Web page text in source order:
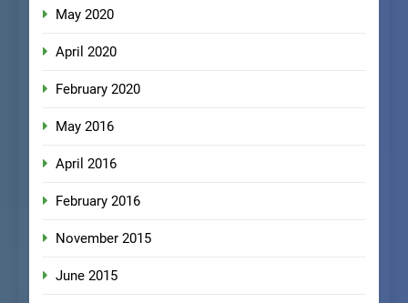
May 2020
April 2020
February 2020
May 2016
April 2016
February 2016
November 2015
June 2015